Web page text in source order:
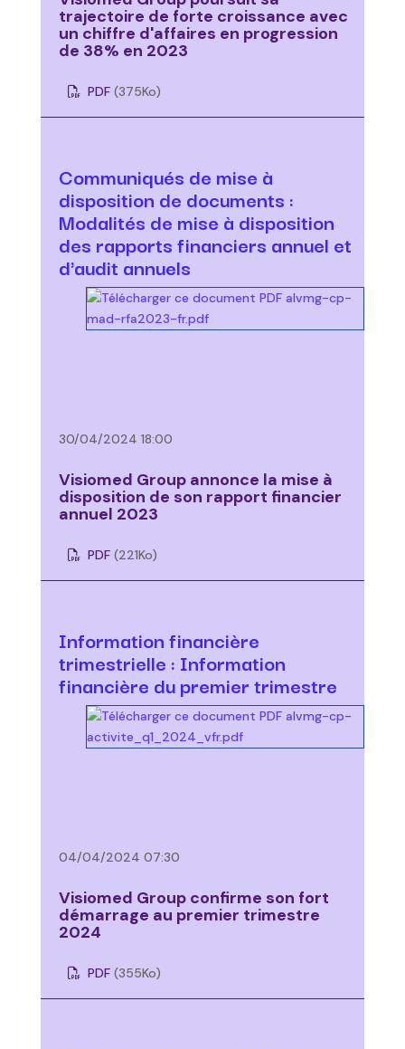
trajectoire de forte croissance avec
un chiffre d'affaires en progression
de 38% en 2023
PDF (375Ko)
Communiqués de mise à
disposition de documents :
Modalités de mise à disposition
des rapports financiers annuel et
d'audit annuels
30/04/2024 18:00
Visiomed Group annonce la mise à
disposition de son rapport financier
annuel 2023
PDF (221Ko)
Information financière
trimestrielle : Information
financière du premier trimestre
04/04/2024 07:30
Visiomed Group confirme son fort
démarrage au premier trimestre
2024
PDF (355Ko)